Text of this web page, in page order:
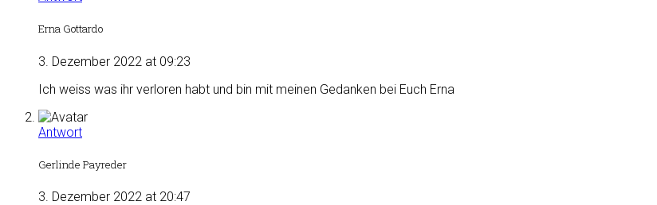
Erna Gottardo
3. Dezember 2022 at 09:23
Ich weiss was ihr verloren habt und bin mit meinen Gedanken bei Euch Erna
Antwort
Gerlinde Payreder
3. Dezember 2022 at 20:47